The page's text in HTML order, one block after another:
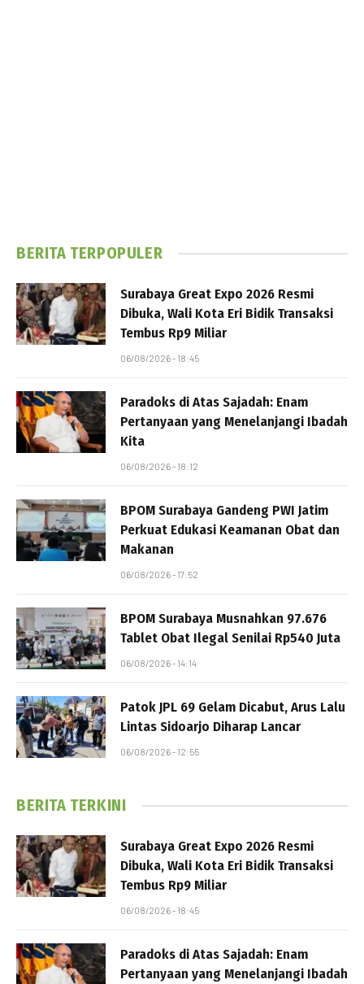
BERITA TERPOPULER
Surabaya Great Expo 2026 Resmi
Dibuka, Wali Kota Eri Bidik Transaksi
Tembus Rp9 Miliar
06/08/2026 - 18:45
Paradoks di Atas Sajadah: Enam
Pertanyaan yang Menelanjangi Ibadah
Kita
06/08/2026 - 18:12
BPOM Surabaya Gandeng PWI Jatim
Perkuat Edukasi Keamanan Obat dan
Makanan
06/08/2026 - 17:52
BPOM Surabaya Musnahkan 97.676
Tablet Obat Ilegal Senilai Rp540 Juta
06/08/2026 - 14:14
Patok JPL 69 Gelam Dicabut, Arus Lalu
Lintas Sidoarjo Diharap Lancar
06/08/2026 - 12:55
BERITA TERKINI
Surabaya Great Expo 2026 Resmi
Dibuka, Wali Kota Eri Bidik Transaksi
Tembus Rp9 Miliar
06/08/2026 - 18:45
Paradoks di Atas Sajadah: Enam
Pertanyaan yang Menelanjangi Ibadah